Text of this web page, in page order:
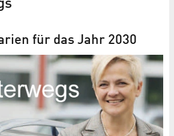
für das Jahr 2030